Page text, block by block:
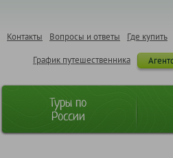
Где купить
Вопросы и ответы
Контакты
График путешественника
Туры по
России